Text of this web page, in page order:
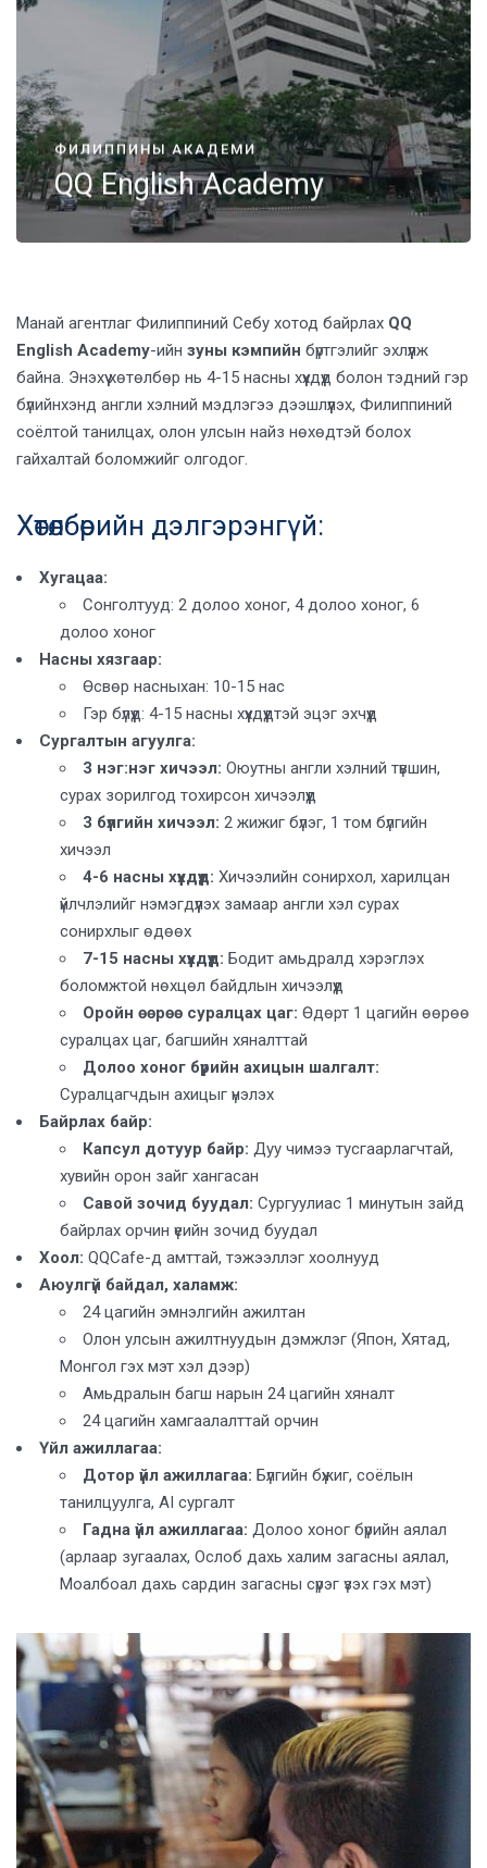
ФИЛИППИНЫ АКАДЕМИ
QQ English Academy
Манай агентлаг Филиппиний Себу хотод байрлах QQ
English Academy-ийн зуны кэмпийн бүртгэлийг эхлүүлж
байна. Энэхүү хөтөлбөр нь 4-15 насны хүүхдүүд болон тэдний гэр
бүлийнхэнд англи хэлний мэдлэгээ дээшлүүлэх, Филиппиний
соёлтой танилцах, олон улсын найз нөхөдтэй болох
гайхалтай боломжийг олгодог.
Хөтөлбөрийн дэлгэрэнгүй:
Хугацаа:
Сонголтууд: 2 долоо хоног, 4 долоо хоног, 6
долоо хоног
Насны хязгаар:
Өсвөр насныхан: 10-15 нас
Гэр бүлүүд: 4-15 насны хүүхдүүдтэй эцэг эхчүүд
Сургалтын агуулга:
3 нэг:нэг хичээл: Оюутны англи хэлний түвшин,
сурах зорилгод тохирсон хичээлүүд
3 бүлгийн хичээл: 2 жижиг бүлэг, 1 том бүлгийн
хичээл
4-6 насны хүүхдүүд: Хичээлийн сонирхол, харилцан
үйлчлэлийг нэмэгдүүлэх замаар англи хэл сурах
сонирхлыг өдөөх
7-15 насны хүүхдүүд: Бодит амьдралд хэрэглэх
боломжтой нөхцөл байдлын хичээлүүд
Оройн өөрөө суралцах цаг: Өдөрт 1 цагийн өөрөө
суралцах цаг, багшийн хяналттай
Долоо хоног бүрийн ахицын шалгалт:
Суралцагчдын ахицыг үнэлэх
Байрлах байр:
Капсул дотуур байр: Дуу чимээ тусгаарлагчтай,
хувийн орон зайг хангасан
Савой зочид буудал: Сургуулиас 1 минутын зайд
байрлах орчин үеийн зочид буудал
Хоол: QQCafe-д амттай, тэжээллэг хоолнууд
Аюулгүй байдал, халамж:
24 цагийн эмнэлгийн ажилтан
Олон улсын ажилтнуудын дэмжлэг (Япон, Хятад,
Монгол гэх мэт хэл дээр)
Амьдралын багш нарын 24 цагийн хяналт
24 цагийн хамгаалалттай орчин
Үйл ажиллагаа:
Дотор үйл ажиллагаа: Бүлгийн бүжиг, соёлын
танилцуулга, AI сургалт
Гадна үйл ажиллагаа: Долоо хоног бүрийн аялал
(арлаар зугаалах, Ослоб дахь халим загасны аялал,
Моалбоал дахь сардин загасны сүрэг үзэх гэх мэт)